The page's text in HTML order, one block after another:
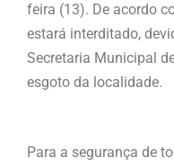
feira (13). De acordo
estará interditado,
Secretaria Municipal
esgoto da localidade.
Para a segurança de